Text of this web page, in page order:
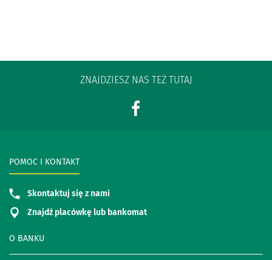
ZNAJDZIESZ NAS TEŻ TUTAJ
O BANKU
POMOC I KONTAKT
Skontaktuj się z nami
Znajdź placówkę lub bankomat